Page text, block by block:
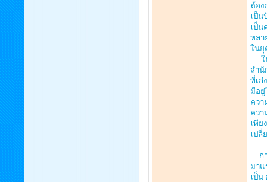
ต้อง
เป็น
เป็น
หลา
ในยุ
ใน
สำนั
ที่เก่
มีอยู่
ควา
ควา
เพีย
เปลี่
กา
มาแ
เป็น